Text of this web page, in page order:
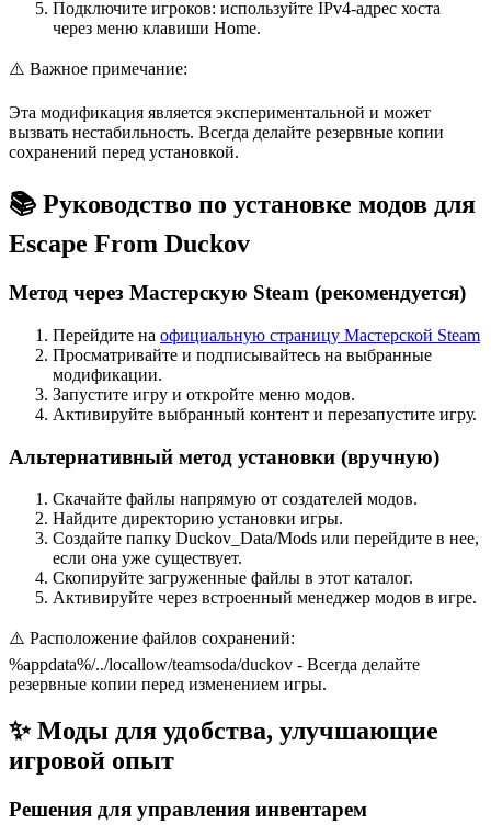
Подключите игроков: используйте IPv4-адрес хоста
через меню клавиши Home.
⚠️ Важное примечание:
Эта модификация является экспериментальной и может
вызвать нестабильность. Всегда делайте резервные копии
сохранений перед установкой.
📚 Руководство по установке модов для
Escape From Duckov
Метод через Мастерскую Steam (рекомендуется)
Перейдите на официальную страницу Мастерской Steam
Просматривайте и подписывайтесь на выбранные
модификации.
Запустите игру и откройте меню модов.
Активируйте выбранный контент и перезапустите игру.
Альтернативный метод установки (вручную)
Скачайте файлы напрямую от создателей модов.
Найдите директорию установки игры.
Создайте папку Duckov_Data/Mods или перейдите в нее,
если она уже существует.
Скопируйте загруженные файлы в этот каталог.
Активируйте через встроенный менеджер модов в игре.
⚠️ Расположение файлов сохранений:
%appdata%/../locallow/teamsoda/duckov - Всегда делайте
резервные копии перед изменением игры.
✨ Моды для удобства, улучшающие
игровой опыт
Решения для управления инвентарем